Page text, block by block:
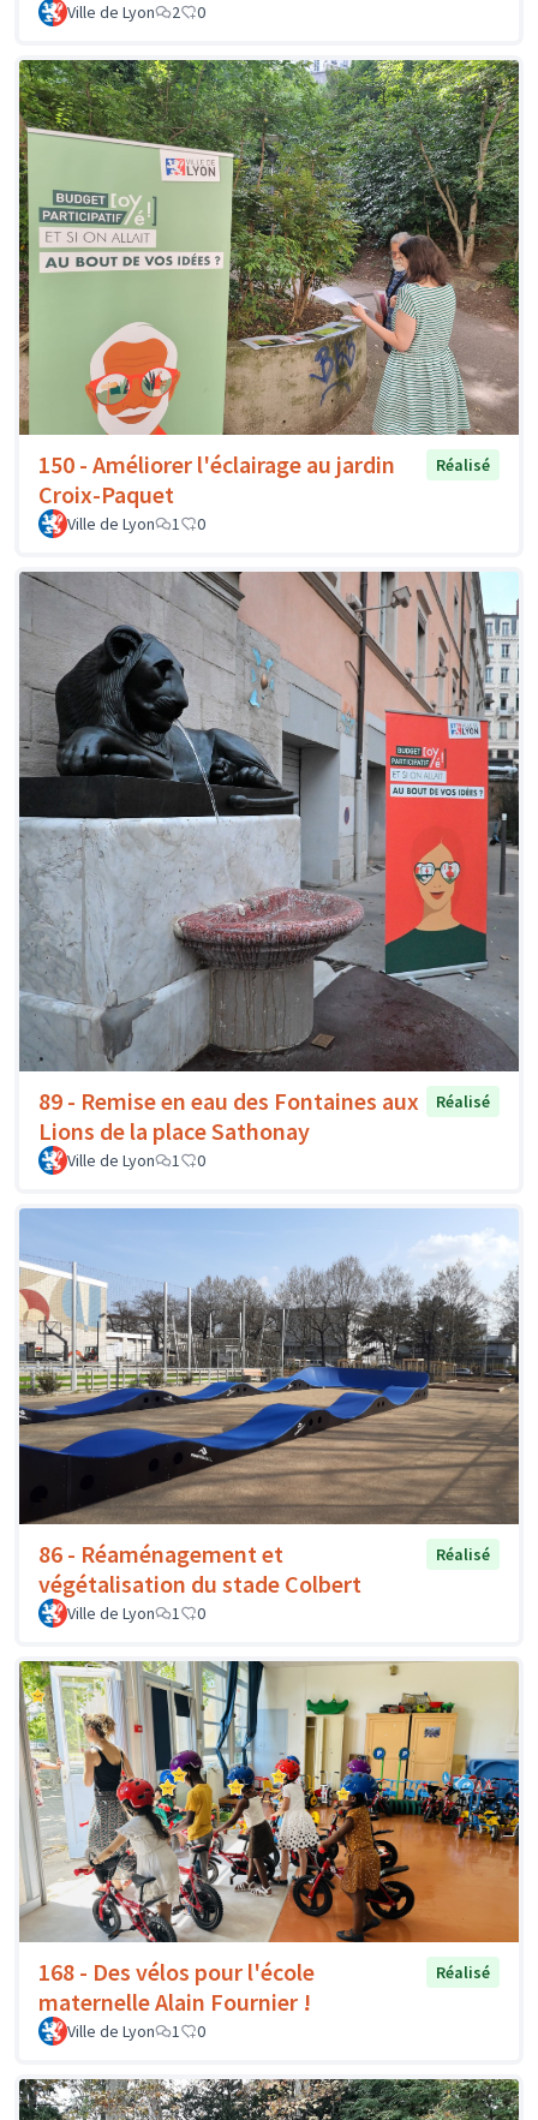
Ville de Lyon 2 0
150 - Améliorer l'éclairage au jardin
Croix-Paquet
Réalisé
Ville de Lyon 1 0
89 - Remise en eau des Fontaines aux
Lions de la place Sathonay
Réalisé
Ville de Lyon 1 0
86 - Réaménagement et
végétalisation du stade Colbert
Réalisé
Ville de Lyon 1 0
168 - Des vélos pour l'école
maternelle Alain Fournier !
Réalisé
Ville de Lyon 1 0